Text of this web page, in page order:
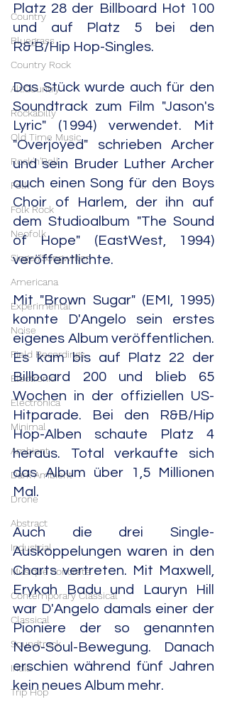
Country
Bluegrass
Country Rock
Alt.Country
Rockabilly
Old Time Music
Rock'n'Roll
Folk
Folk Rock
Neofolk
Singer/Songwriter
Americana
Experimental
Noise
Field Recordings
Electronic
Electronica
Minimal
Ambient
Dark Ambient
Drone
Abstract
Industrial
Musique concrète
Contemporary Classical
Classical
Soundtrack
India
Trip Hop
Platz 28 der Billboard Hot 100
und auf Platz 5 bei den
R&'B/Hip Hop-Singles.
Das Stück wurde auch für den
Soundtrack zum Film "Jason's
Lyric" (1994) verwendet. Mit
"Overjoyed" schrieben Archer
und sein Bruder Luther Archer
auch einen Song für den Boys
Choir of Harlem, der ihn auf
dem Studioalbum "The Sound
of Hope" (EastWest, 1994)
veröffentlichte.
Mit "Brown Sugar" (EMI, 1995)
konnte D'Angelo sein erstes
eigenes Album veröffentlichen.
Es kam bis auf Platz 22 der
Billboard 200 und blieb 65
Wochen in der offiziellen US-
Hitparade. Bei den R&B/Hip
Hop-Alben schaute Platz 4
heraus. Total verkaufte sich
das Album über 1,5 Millionen
Mal.
Auch die drei Single-
Auskoppelungen waren in den
Charts vertreten. Mit Maxwell,
Erykah Badu und Lauryn Hill
war D'Angelo damals einer der
Pioniere der so genannten
Neo-Soul-Bewegung. Danach
erschien während fünf Jahren
kein neues Album mehr.